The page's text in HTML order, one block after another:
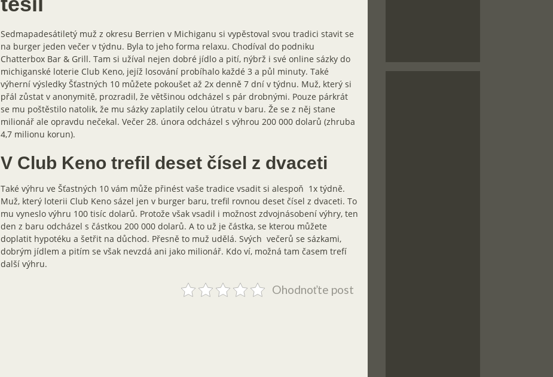
Sedmapadesátiletý muž z okresu Berrien v Michiganu si vypěstoval svou tradici stavit se
na burger jeden večer v týdnu. Byla to jeho forma relaxu. Chodíval do podniku
Chatterbox Bar & Grill. Tam si užíval nejen dobré jídlo a pití, nýbrž i své online sázky do
michiganské loterie Club Keno, jejíž losování probíhalo každé 3 a půl minuty. Také
výherní výsledky Šťastných 10 můžete pokoušet až 2x denně 7 dní v týdnu. Muž, který si
přál zůstat v anonymitě, prozradil, že většinou odcházel s pár drobnými. Pouze párkrát
se mu poštěstilo natolik, že mu sázky zaplatily celou útratu v baru. Že se z něj stane
milionář ale opravdu nečekal. Večer 28. února odcházel s výhrou 200 000 dolarů (zhruba
4,7 milionu korun).
V Club Keno trefil deset čísel z dvaceti
Také výhru ve Šťastných 10 vám může přinést vaše tradice vsadit si alespoň 1x týdně.
Muž, který loterii Club Keno sázel jen v burger baru, trefil rovnou deset čísel z dvaceti. To
mu vyneslo výhru 100 tisíc dolarů. Protože však vsadil i možnost zdvojnásobení výhry, ten
den z baru odcházel s částkou 200 000 dolarů. A to už je částka, se kterou můžete
doplatit hypotéku a šetřit na důchod. Přesně to muž udělá. Svých večerů se sázkami,
dobrým jídlem a pitím se však nevzdá ani jako milionář. Kdo ví, možná tam časem trefí
další výhru.
Ohodnoťte post